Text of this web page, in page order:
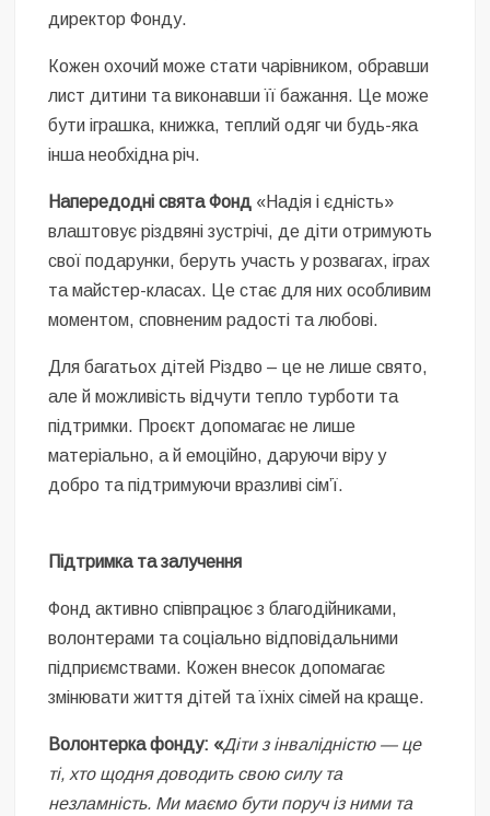
директор Фонду.
Кожен охочий може стати чарівником, обравши
лист дитини та виконавши її бажання. Це може
бути іграшка, книжка, теплий одяг чи будь-яка
інша необхідна річ.
Напередодні свята Фонд «Надія і єдність»
влаштовує різдвяні зустрічі, де діти отримують
свої подарунки, беруть участь у розвагах, іграх
та майстер-класах. Це стає для них особливим
моментом, сповненим радості та любові.
Для багатьох дітей Різдво – це не лише свято,
але й можливість відчути тепло турботи та
підтримки. Проєкт допомагає не лише
матеріально, а й емоційно, даруючи віру у
добро та підтримуючи вразливі сім’ї.
Підтримка та залучення
Фонд активно співпрацює з благодійниками,
волонтерами та соціально відповідальними
підприємствами. Кожен внесок допомагає
змінювати життя дітей та їхніх сімей на краще.
Волонтерка фонду: «Діти з інвалідністю — це
ті, хто щодня доводить свою силу та
незламність. Ми маємо бути поруч із ними та